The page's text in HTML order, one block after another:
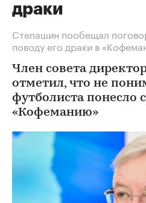
драки
Степашин пообещал
поводу его драки в
Член совета
отметил, что не
футболиста понесло
«Кофеманию»